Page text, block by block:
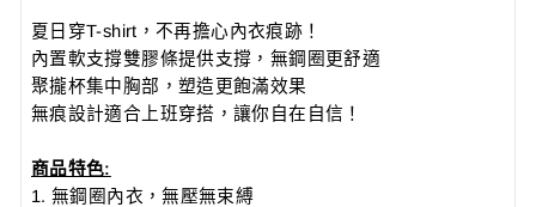
夏日穿T-shirt，不再擔心內衣痕跡！
內置軟支撐雙膠條提供支撐，無鋼圈更舒適
聚攏杯集中胸部，塑造更飽滿效果
無痕設計適合上班穿搭，讓你自在自信！
商品特色:
1. 無鋼圈內衣，無壓無束縛